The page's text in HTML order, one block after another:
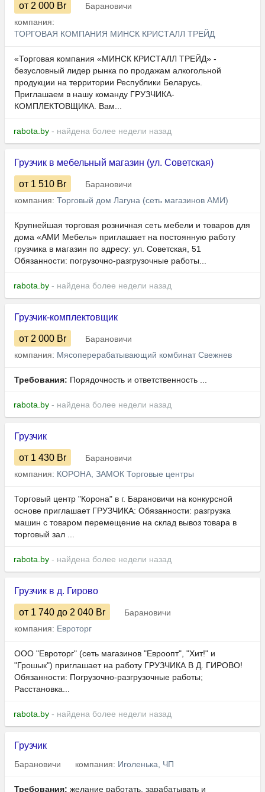
от 2 000 Br
Барановичи
компания:
ТОРГОВАЯ КОМПАНИЯ МИНСК КРИСТАЛЛ ТРЕЙД
«Торговая компания «МИНСК КРИСТАЛЛ ТРЕЙД» -
безусловный лидер рынка по продажам алкогольной
продукции на территории Республики Беларусь.
Приглашаем в нашу команду ГРУЗЧИКА-
КОМПЛЕКТОВЩИКА. Вам...
rabota.by - найдена более недели назад
Грузчик в мебельный магазин (ул. Советская)
от 1 510 Br
Барановичи
компания: Торговый дом Лагуна (сеть магазинов АМИ)
Крупнейшая торговая розничная сеть мебели и товаров для
дома «АМИ Мебель» приглашает на постоянную работу
грузчика в магазин по адресу: ул. Советская, 51
Обязанности: погрузочно-разгрузочные работы...
rabota.by - найдена более недели назад
Грузчик-комплектовщик
от 2 000 Br
Барановичи
компания: Мясоперерабатывающий комбинат Свежнев
Требования: Порядочность и ответственность ...
rabota.by - найдена более недели назад
Грузчик
от 1 430 Br
Барановичи
компания: КОРОНА, ЗАМОК Торговые центры
Торговый центр "Корона" в г. Барановичи на конкурсной
основе приглашает ГРУЗЧИКА: Обязанности: разгрузка
машин с товаром перемещение на склад вывоз товара в
торговый зал ...
rabota.by - найдена более недели назад
Грузчик в д. Гирово
от 1 740 до 2 040 Br
Барановичи
компания: Евроторг
ООО "Евроторг" (сеть магазинов "Евроопт", "Хит!" и
"Грошык") приглашает на работу ГРУЗЧИКА В Д. ГИРОВО!
Обязанности: Погрузочно-разгрузочные работы;
Расстановка...
rabota.by - найдена более недели назад
Грузчик
Барановичи компания: Иголенька, ЧП
Требования: желание работать, зарабатывать и